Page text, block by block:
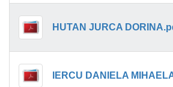
HUTAN JURCA
IERCU DANIELA